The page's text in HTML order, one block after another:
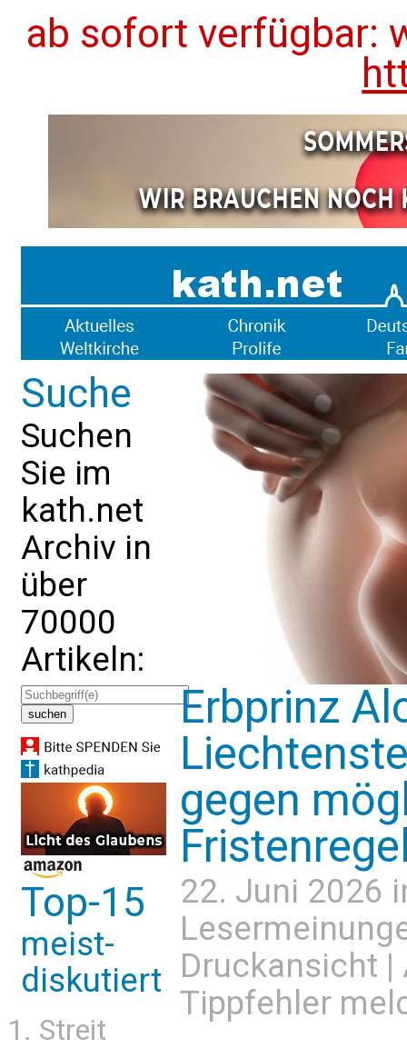
ab sofort verfügbar:
Suche
Suchen
Sie im
kath.net
Archiv in
über
70000
Artikeln:
Top-15
meist-
diskutiert
Streit
Erbprinz
gegen
22. Juni 2026
Druckansicht |
Tippfehler